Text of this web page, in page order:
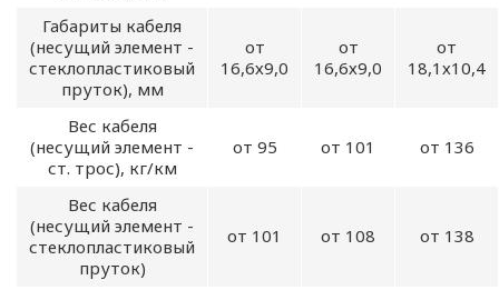
Габариты кабеля
(несущий элемент -
стеклопластиковый
пруток), мм
от
16,6х9,0
от
16,6х9,0
от
18,1х10,4
Вес кабеля
(несущий элемент -
ст. трос), кг/км
от 95 от 101 от 136
Вес кабеля
(несущий элемент -
стеклопластиковый
пруток)
от 101 от 108 от 138
г. Минск
Глава 1
Общие
положения
1.1. Настоящая политика в
отношении обработки